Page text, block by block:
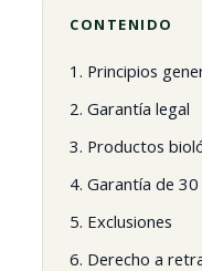
CONTENIDO
1. Principios
2. Garantía legal
3. Productos
4. Garantía de 30
5. Exclusiones
6. Derecho a